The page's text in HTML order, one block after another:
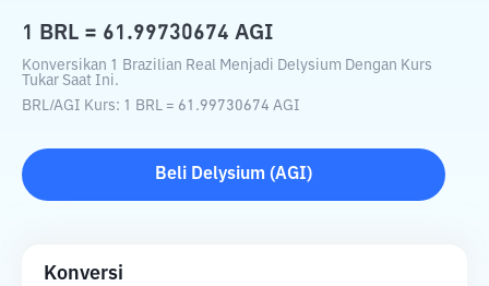
1 BRL = 61.99730674 AGI
Konversikan 1 Brazilian Real Menjadi Delysium Dengan Kurs
Tukar Saat Ini.
BRL/AGI Kurs: 1 BRL = 61.99730674 AGI
Beli Delysium (AGI)
Konversi